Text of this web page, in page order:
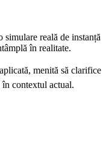
reală de instanță
în realitate.
menită să clarifice
contextul actual.